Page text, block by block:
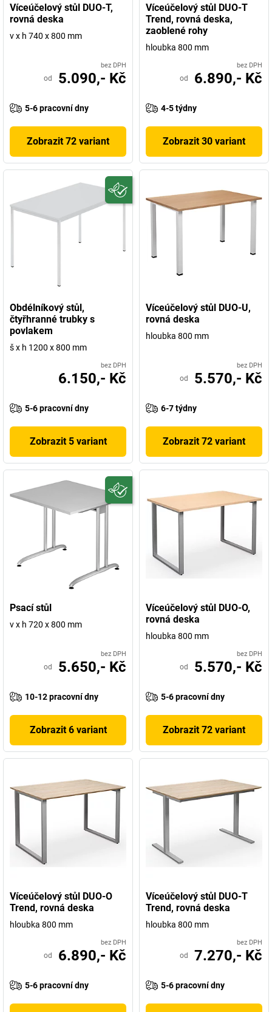
Víceúčelový stůl DUO-T,
rovná deska
v x h 740 x 800 mm
bez DPH
od 5.090,- Kč
5-6 pracovní dny
Zobrazit 72 variant
Víceúčelový stůl DUO-T
Trend, rovná deska,
zaoblené rohy
hloubka 800 mm
bez DPH
od 6.890,- Kč
4-5 týdny
Zobrazit 30 variant
Obdélníkový stůl,
čtyřhranné trubky s
povlakem
š x h 1200 x 800 mm
bez DPH
6.150,- Kč
5-6 pracovní dny
Zobrazit 5 variant
Víceúčelový stůl DUO-U,
rovná deska
hloubka 800 mm
bez DPH
od 5.570,- Kč
6-7 týdny
Zobrazit 72 variant
Psací stůl
v x h 720 x 800 mm
bez DPH
od 5.650,- Kč
10-12 pracovní dny
Zobrazit 6 variant
Víceúčelový stůl DUO-O,
rovná deska
hloubka 800 mm
bez DPH
od 5.570,- Kč
5-6 pracovní dny
Zobrazit 72 variant
Víceúčelový stůl DUO-O
Trend, rovná deska
hloubka 800 mm
bez DPH
od 6.890,- Kč
5-6 pracovní dny
Víceúčelový stůl DUO-T
Trend, rovná deska
hloubka 800 mm
bez DPH
od 7.270,- Kč
5-6 pracovní dny